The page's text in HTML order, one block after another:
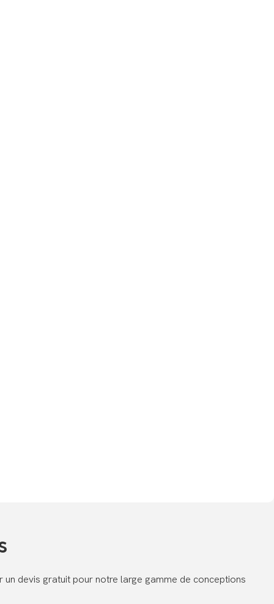
devis gratuit pour notre large gamme de conceptions